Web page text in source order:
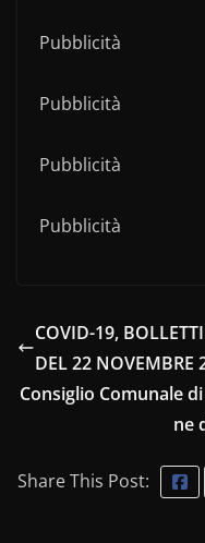
Pubblicità
Pubblicità
Pubblicità
Pubblicità
COVID-19,
DEL 22 NOVEMBRE
Consiglio Comunale
ne
Share This Post: